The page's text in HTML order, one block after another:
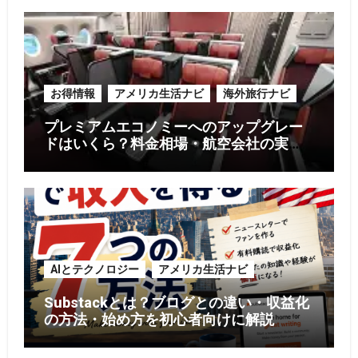
お得情報 アメリカ生活ナビ 海外旅行ナビ
プレミアムエコノミーへのアップグレー
ドはいくら？料金相場・航空会社の実
例・お得に利用する5つのコツ【2026年
版】
AIとテクノロジー アメリカ生活ナビ
Substackとは？ブログとの違い・収益化
の方法・始め方を初心者向けに解説